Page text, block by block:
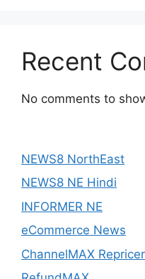
Recent
No comments to
NEWS8 NorthEast
NEWS8 NE Hindi
INFORMER NE
eCommerce News
ChannelMAX Repricer